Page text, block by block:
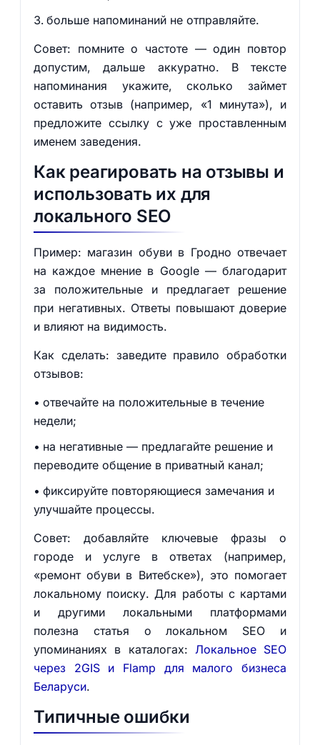
больше напоминаний не отправляйте.
Совет: помните о частоте — один повтор
допустим, дальше аккуратно. В тексте
напоминания укажите, сколько займет
оставить отзыв (например, «1 минута»), и
предложите ссылку с уже проставленным
именем заведения.
Как реагировать на отзывы и
использовать их для
локального SEO
Пример: магазин обуви в Гродно отвечает
на каждое мнение в Google — благодарит
за положительные и предлагает решение
при негативных. Ответы повышают доверие
и влияют на видимость.
Как сделать: заведите правило обработки
отзывов:
отвечайте на положительные в течение
недели;
на негативные — предлагайте решение и
переводите общение в приватный канал;
фиксируйте повторяющиеся замечания и
улучшайте процессы.
Совет: добавляйте ключевые фразы о
городе и услуге в ответах (например,
«ремонт обуви в Витебске»), это помогает
локальному поиску. Для работы с картами
и другими локальными платформами
полезна статья о локальном SEO и
упоминаниях в каталогах: Локальное SEO
через 2GIS и Flamp для малого бизнеса
Беларуси.
Типичные ошибки